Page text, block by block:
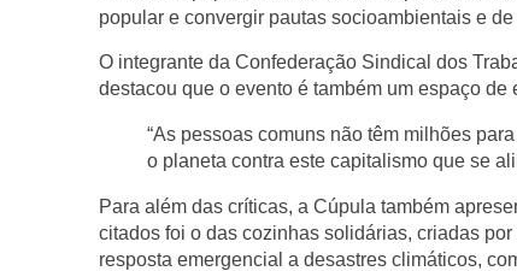
popular e convergir pautas socioambientais e
O integrante da Confederação Sindical dos
destacou que o evento é também um espaço
“As pessoas comuns não têm milhões
o planeta contra este capitalismo que se
Para além das críticas, a Cúpula também
citados foi o das cozinhas solidárias, criadas
resposta emergencial a desastres climáticos,